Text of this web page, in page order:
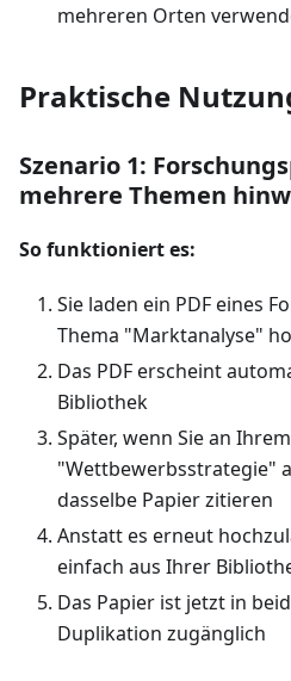
mehreren Orten
Praktische
Szenario 1:
mehrere Themen
So funktioniert es:
Sie laden ein PDF eines
Thema "Marktanalyse"
Das PDF erscheint
Bibliothek
Später, wenn Sie an
"Wettbewerbsstrategie"
dasselbe Papier zitieren
Anstatt es erneut
einfach aus Ihrer
Das Papier ist jetzt in
Duplikation zugänglich